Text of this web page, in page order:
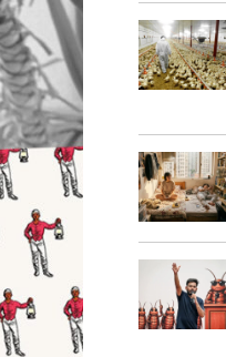
8
2
0
0
9
0
1
0